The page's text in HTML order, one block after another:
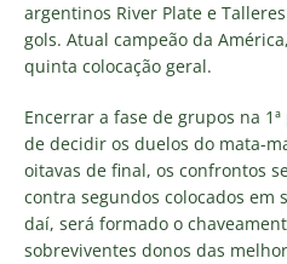
argentinos River Plate e
gols. Atual campeão da
quinta colocação geral.
Encerrar a fase de grupos na
de decidir os duelos do mata-
oitavas de final, os confrontos
contra segundos colocados em
daí, será formado o
sobreviventes donos das